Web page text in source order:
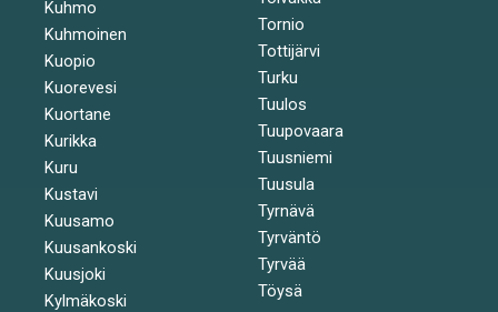
Kuhmo
Kuhmoinen
Kuopio
Kuorevesi
Kuortane
Kurikka
Kuru
Kustavi
Kuusamo
Kuusankoski
Kuusjoki
Kylmäkoski
Tornio
Tottijärvi
Turku
Tuulos
Tuupovaara
Tuusniemi
Tuusula
Tyrnävä
Tyrväntö
Tyrvää
Töysä